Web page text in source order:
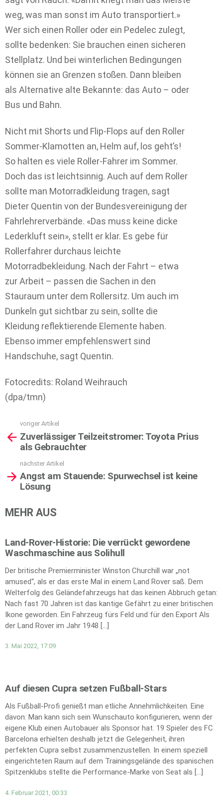
weg, was man sonst im Auto transportiert.»
Wer sich einen Roller oder ein Pedelec zulegt,
sollte bedenken: Sie brauchen einen sicheren
Stellplatz. Und bei winterlichen Bedingungen
können sie an Grenzen stoßen. Dann bleiben
als Alternative alte Bekannte: das Auto – oder
Bus und Bahn.
Nicht mit Shorts und Flip-Flops auf den Roller
Sommer-Klamotten an, Helm auf, los geht’s!
So halten es viele Roller-Fahrer im Sommer.
Doch das ist leichtsinnig. Auch auf dem Roller
sollte man Motorradkleidung tragen, sagt
Dieter Quentin von der Bundesvereinigung der
Fahrlehrerverbände. «Das muss keine dicke
Lederkluft sein», stellt er klar. Es gebe für
Rollerfahrer durchaus leichte
Motorradbekleidung. Nach der Fahrt – etwa
zur Arbeit – passen die Sachen in den
Stauraum unter dem Rollersitz. Um auch im
Dunkeln gut sichtbar zu sein, sollte die
Kleidung reflektierende Elemente haben.
Ebenso immer empfehlenswert sind
Handschuhe, sagt Quentin.
Fotocredits: Roland Weihrauch
(dpa/tmn)
more
voriger Artikel
Zuverlässiger Teilzeitstromer: Toyota Prius
als Gebrauchter
nächster Artikel
Angst am Stauende: Spurwechsel ist keine
Lösung
MEHR AUS
Land-Rover-Historie: Die verrückt gewordene
Waschmaschine aus Solihull
Der britische Premierminister Winston Churchill war „not
amused“, als er das erste Mal in einem Land Rover saß. Dem
Welterfolg des Geländefahrzeugs hat das keinen Abbruch getan:
Nach fast 70 Jahren ist das kantige Gefährt zu einer britischen
Ikone geworden. Ein Fahrzeug fürs Feld und für den Export Als
der Land Rover im Jahr 1948 […]
3. Mai 2022, 17:09
Auf diesen Cupra setzen Fußball-Stars
Als Fußball-Profi genießt man etliche Annehmlichkeiten. Eine
davon: Man kann sich sein Wunschauto konfigurieren, wenn der
eigene Klub einen Autobauer als Sponsor hat. 19 Spieler des FC
Barcelona erhielten deshalb jetzt die Gelegenheit, ihren
perfekten Cupra selbst zusammenzustellen. In einem speziell
eingerichteten Raum auf dem Trainingsgelände des spanischen
Spitzenklubs stellte die Performance-Marke von Seat als […]
4. Februar 2021, 00:33